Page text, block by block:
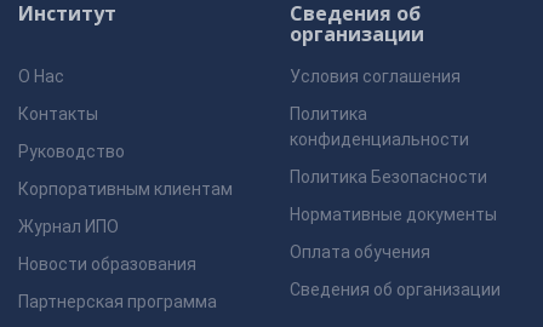
Институт
О Нас
Контакты
Руководство
Корпоративным клиентам
Журнал ИПО
Новости образования
Партнерская программа
Сведения об
организации
Условия соглашения
Политика
конфиденциальности
Политика Безопасности
Нормативные документы
Оплата обучения
Сведения об организации